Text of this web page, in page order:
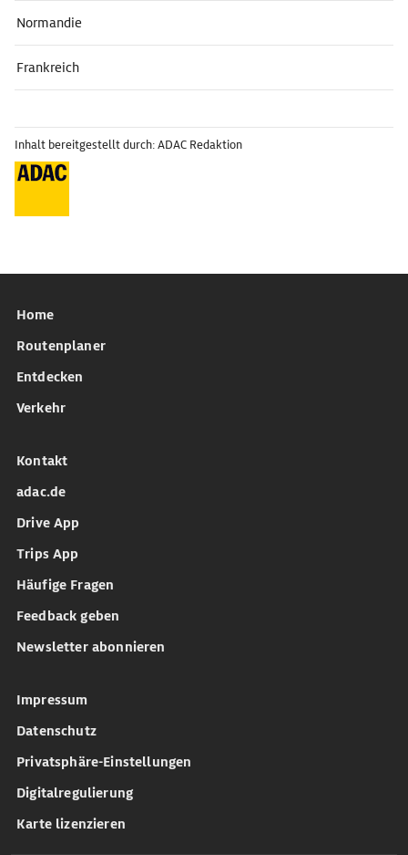
Normandie
Frankreich
Inhalt bereitgestellt durch: ADAC Redaktion
Home
Routenplaner
Entdecken
Verkehr
Kontakt
adac.de
Drive App
Trips App
Häufige Fragen
Feedback geben
Newsletter abonnieren
Impressum
Datenschutz
Privatsphäre-Einstellungen
Digitalregulierung
Karte lizenzieren